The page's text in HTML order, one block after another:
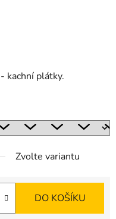
kachní plátky.
Zvolte variantu
DO KOŠÍKU